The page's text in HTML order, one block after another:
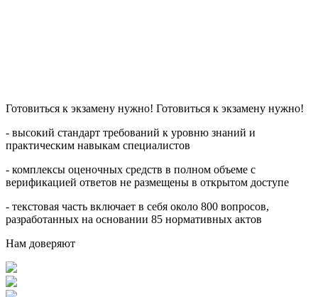
Готовиться к экзамену нужно! Готовиться к экзамену нужно!
- высокий стандарт требований к уровню знаний и
практическим навыкам специалистов
- комплексы оценочных средств в полном объеме с
верификацией ответов не размещены в открытом доступе
- текстовая часть включает в себя около 800 вопросов,
разработанных на основании 85 нормативных актов
Нам доверяют